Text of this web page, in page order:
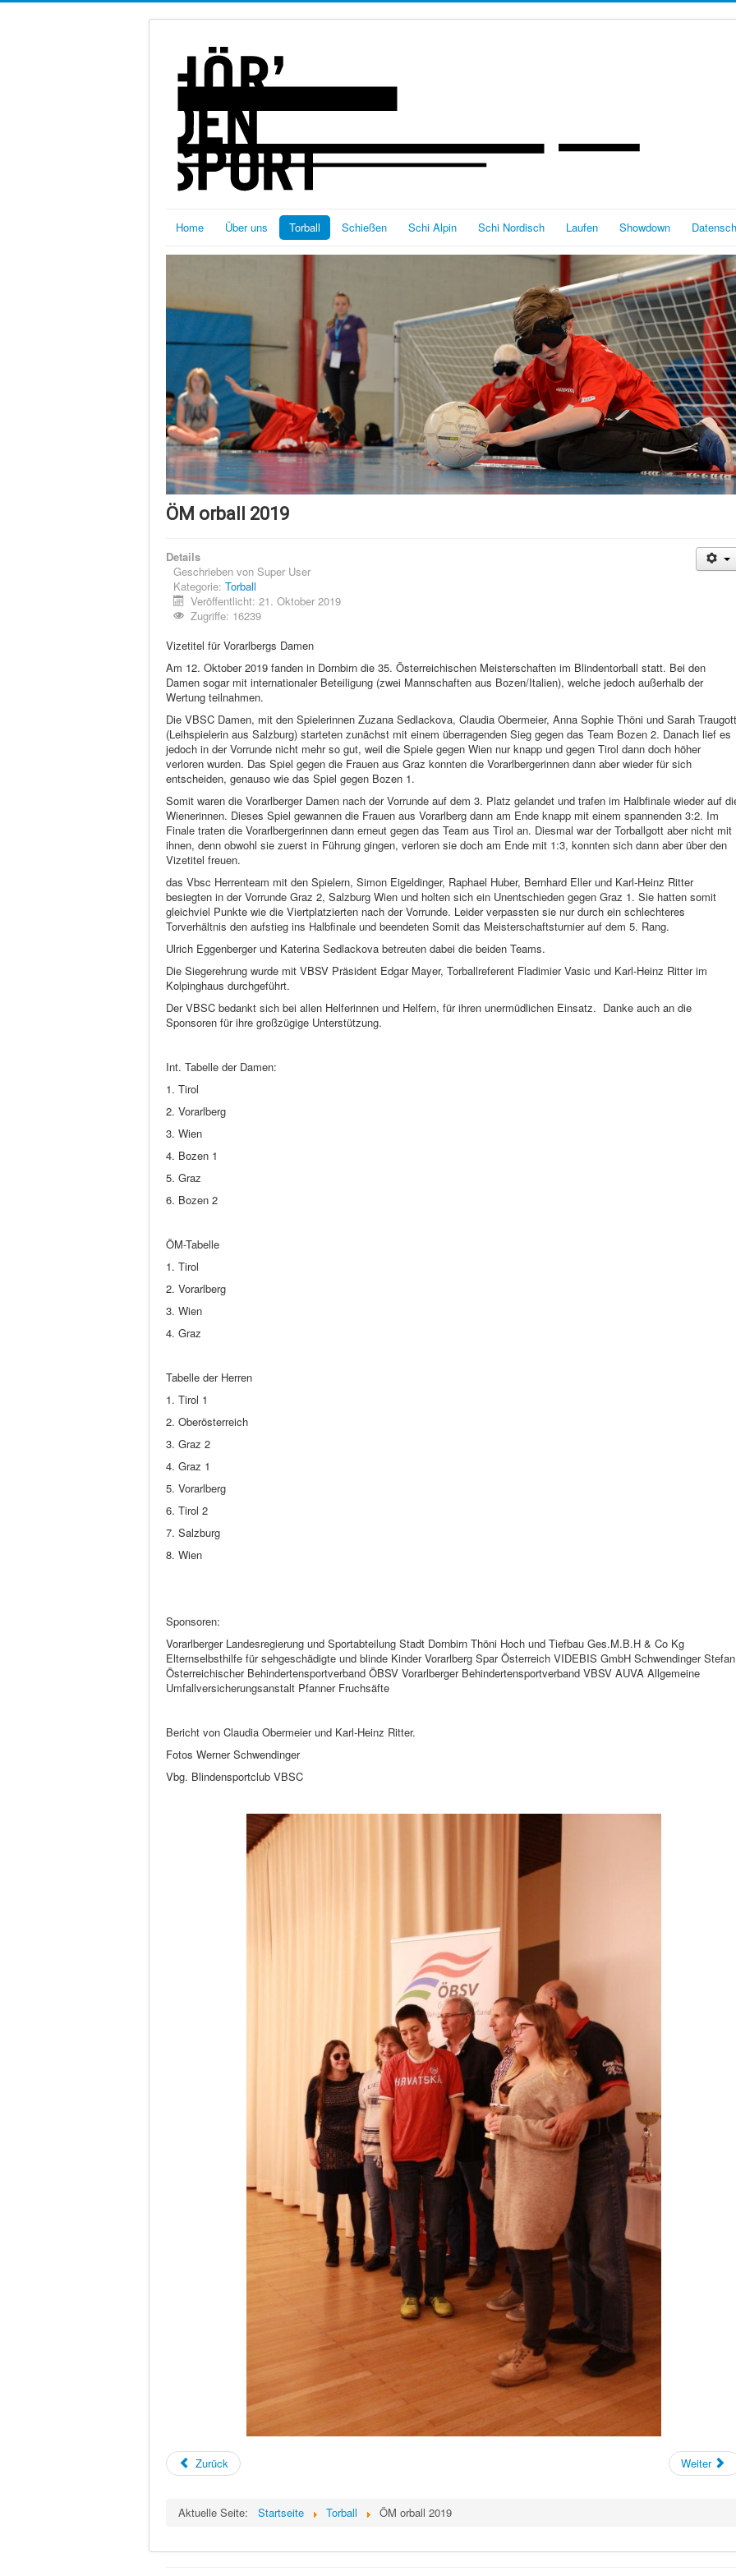
Home Über uns Torball Schießen Schi Alpin Schi Nordisch Laufen Showdown
ÖM orball 2019
Details
Geschrieben von Super User
Kategorie: Torball
Veröffentlicht: 21. Oktober 2019
Zugriffe: 16239
Vizetitel für Vorarlbergs Damen
Am 12. Oktober 2019 fanden in Dornbirn die 35. Österreichischen Meisterschaften im Blindentorball statt. Bei den
Damen sogar mit internationaler Beteiligung (zwei Mannschaften aus Bozen/Italien), welche jedoch außerhalb der
Wertung teilnahmen.
Die VBSC Damen, mit den Spielerinnen Zuzana Sedlackova, Claudia Obermeier, Anna Sophie Thöni und Sarah Traugott
(Leihspielerin aus Salzburg) starteten zunächst mit einem überragenden Sieg gegen das Team Bozen 2. Danach lief es
jedoch in der Vorrunde nicht mehr so gut, weil die Spiele gegen Wien nur knapp und gegen Tirol dann doch höher
verloren wurden. Das Spiel gegen die Frauen aus Graz konnten die Vorarlbergerinnen dann aber wieder für sich
entscheiden, genauso wie das Spiel gegen Bozen 1.
Somit waren die Vorarlberger Damen nach der Vorrunde auf dem 3. Platz gelandet und trafen im Halbfinale wieder auf
Wienerinnen. Dieses Spiel gewannen die Frauen aus Vorarlberg dann am Ende knapp mit einem spannenden 3:2. Im
Finale traten die Vorarlbergerinnen dann erneut gegen das Team aus Tirol an. Diesmal war der Torballgott aber nicht mit
ihnen, denn obwohl sie zuerst in Führung gingen, verloren sie doch am Ende mit 1:3, konnten sich dann aber über den
Vizetitel freuen.
das Vbsc Herrenteam mit den Spielern, Simon Eigeldinger, Raphael Huber, Bernhard Eller und Karl-Heinz Ritter
besiegten in der Vorrunde Graz 2, Salzburg Wien und holten sich ein Unentschieden gegen Graz 1. Sie hatten somit
gleichviel Punkte wie die Viertplatzierten nach der Vorrunde. Leider verpassten sie nur durch ein schlechteres
Torverhältnis den aufstieg ins Halbfinale und beendeten Somit das Meisterschaftsturnier auf dem 5. Rang.
Ulrich Eggenberger und Katerina Sedlackova betreuten dabei die beiden Teams.
Die Siegerehrung wurde mit VBSV Präsident Edgar Mayer, Torballreferent Fladimier Vasic und Karl-Heinz Ritter im
Kolpinghaus durchgeführt.
Der VBSC bedankt sich bei allen Helferinnen und Helfern, für ihren unermüdlichen Einsatz. Danke auch an die
Sponsoren für ihre großzügige Unterstützung.
Int. Tabelle der Damen:
1. Tirol
2. Vorarlberg
3. Wien
4. Bozen 1
5. Graz
6. Bozen 2
ÖM-Tabelle
1. Tirol
2. Vorarlberg
3. Wien
4. Graz
Tabelle der Herren
1. Tirol 1
2. Oberösterreich
3. Graz 2
4. Graz 1
5. Vorarlberg
6. Tirol 2
7. Salzburg
8. Wien
Sponsoren:
Vorarlberger Landesregierung und Sportabteilung Stadt Dornbirn Thöni Hoch und Tiefbau Ges.M.B.H & Co Kg
Elternselbsthilfe für sehgeschädigte und blinde Kinder Vorarlberg Spar Österreich VIDEBIS GmbH Schwendinger Stefan
Österreichischer Behindertensportverband ÖBSV Vorarlberger Behindertensportverband VBSV AUVA Allgemeine
Umfallversicherungsanstalt Pfanner Fruchsäfte
Bericht von Claudia Obermeier und Karl-Heinz Ritter.
Fotos Werner Schwendinger
Vbg. Blindensportclub VBSC
Zurück Weiter
Aktuelle Seite: Startseite Torball ÖM orball 2019